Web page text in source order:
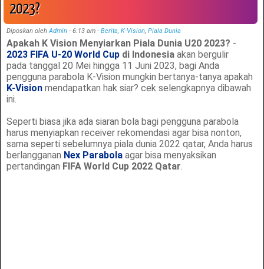
2023?
Diposkan olehAdmin - 6:13 am- Berita,K-Vision,Piala Dunia
Apakah K Vision Menyiarkan Piala Dunia U20 2023? -
2023 FIFA U-20 World Cup di Indonesia akan bergulir
pada tanggal 20 Mei hingga 11 Juni 2023, bagi Anda
pengguna parabola K-Vision mungkin bertanya-tanya apakah
K-Vision mendapatkan hak siar? cek selengkapnya dibawah
ini.
Seperti biasa jika ada siaran bola bagi pengguna parabola
harus menyiapkan receiver rekomendasi agar bisa nonton,
sama seperti sebelumnya piala dunia 2022 qatar, Anda harus
berlangganan Nex Parabola agar bisa menyaksikan
pertandingan FIFA World Cup 2022 Qatar.